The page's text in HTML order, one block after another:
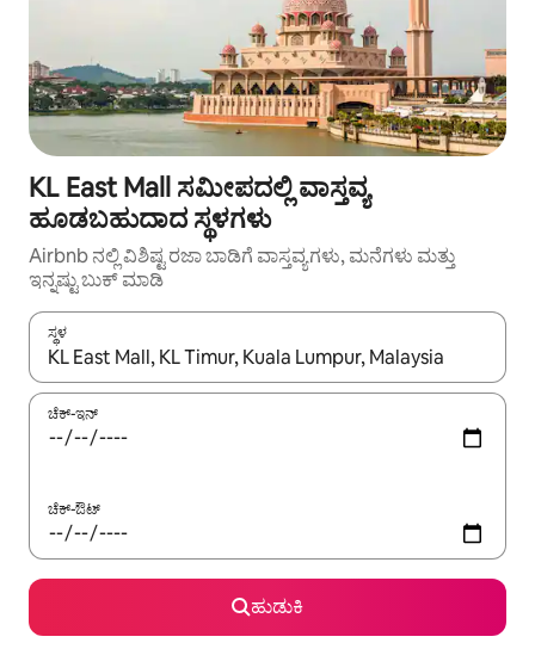
KL East Mall ಸಮೀಪದಲ್ಲಿ ವಾಸ್ತವ್ಯ
ಹೂಡಬಹುದಾದ ಸ್ಥಳಗಳು
Airbnb ನಲ್ಲಿ ವಿಶಿಷ್ಟ ರಜಾ ಬಾಡಿಗೆ ವಾಸ್ತವ್ಯಗಳು, ಮನೆಗಳು ಮತ್ತು
ಇನ್ನಷ್ಟು ಬುಕ್ ಮಾಡಿ
ಸ್ಥಳ
ಫಲಿತಾಂಶಗಳು ಲಭ್ಯವಿರುವಾಗ, ಅಪ್ ಮತ್ತು ಡೌನ್ ಬಾಣದ ಕೀಲಿಗಳೊಂದಿಗೆ
ಚೆಕ್-ಇನ್
ಚೆಕ್-ಔಟ್
ಹುಡುಕಿ